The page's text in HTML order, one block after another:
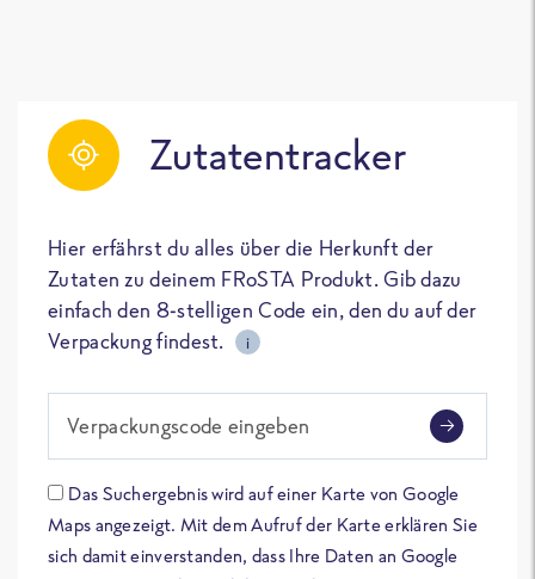
Zutatentracker
Hier erfährst du alles über die Herkunft der
Zutaten zu deinem FRoSTA Produkt. Gib dazu
einfach den 8-stelligen Code ein, den du auf der
Verpackung findest.
i
Verpackungscode eingeben
Das Suchergebnis wird auf einer Karte von Google
Maps angezeigt. Mit dem Aufruf der Karte erklären Sie
sich damit einverstanden, dass Ihre Daten an Google